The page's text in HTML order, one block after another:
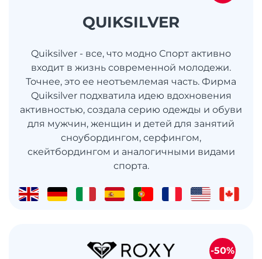
QUIKSILVER
Quiksilver - все, что модно Спорт активно
входит в жизнь современной молодежи.
Точнее, это ее неотъемлемая часть. Фирма
Quiksilver подхватила идею вдохновения
активностью, создала серию одежды и обуви
для мужчин, женщин и детей для занятий
сноубордингом, серфингом,
скейтбордингом и аналогичными видами
спорта.
-50%